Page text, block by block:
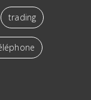
trading